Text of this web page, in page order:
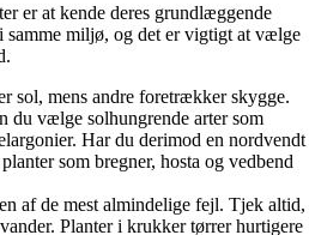
er at kende deres grundlæggende
samme miljø, og det er vigtigt at vælge
sol, mens andre foretrækker skygge.
du vælge solhungrende arter som
Har du derimod en nordvendt
som bregner, hosta og vedbend
af de mest almindelige fejl. Tjek altid,
Planter i krukker tørrer hurtigere